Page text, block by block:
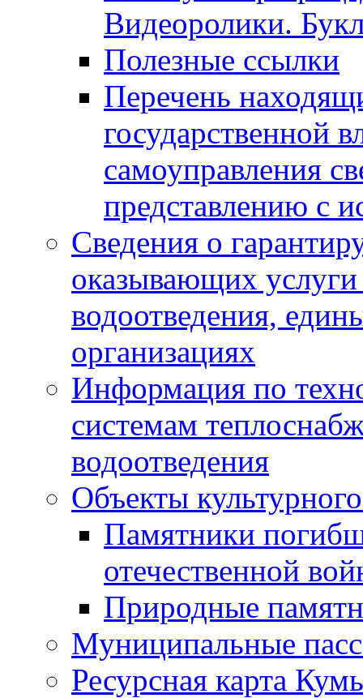
Видеоролики.
Полезные ссылки
Перечень
государственной
самоуправления
представлению с
Сведения о
оказывающих
водоотведения,
организациях
Информация по
системам
водоотведения
Объекты
Памятники
отечественной
Природные
Муниципальные
Ресурсная карта